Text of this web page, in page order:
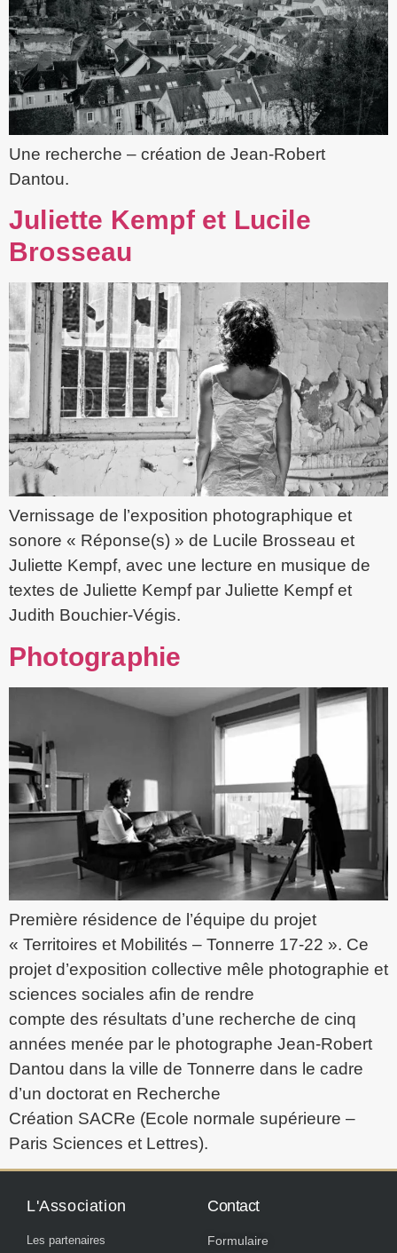
Une recherche – création de Jean-Robert
Dantou.
Juliette Kempf et Lucile
Brosseau
Vernissage de l’exposition photographique et
sonore « Réponse(s) » de Lucile Brosseau et
Juliette Kempf, avec une lecture en musique de
textes de Juliette Kempf par Juliette Kempf et
Judith Bouchier-Végis.
Photographie
Première résidence de l’équipe du projet
« Territoires et Mobilités – Tonnerre 17-22 ». Ce
projet d’exposition collective mêle photographie et
sciences sociales afin de rendre
compte des résultats d’une recherche de cinq
années menée par le photographe Jean-Robert
Dantou dans la ville de Tonnerre dans le cadre
d’un doctorat en Recherche
Création SACRe (Ecole normale supérieure –
Paris Sciences et Lettres).
L'Association
Les partenaires
Contact
Formulaire